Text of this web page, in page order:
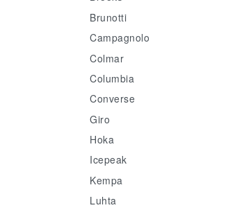
Brunotti
Campagnolo
Colmar
Columbia
Converse
Giro
Hoka
Icepeak
Kempa
Luhta